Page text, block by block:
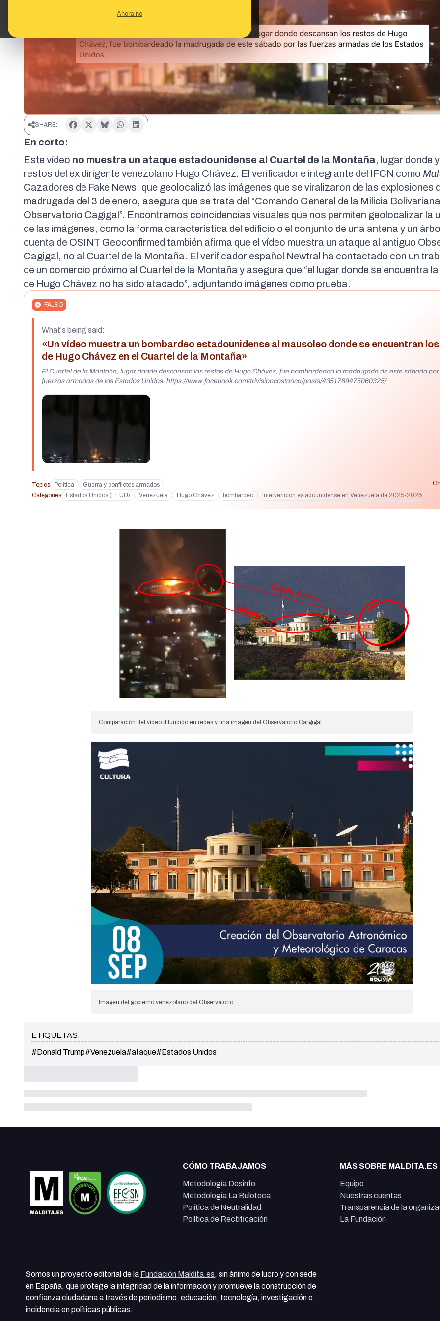
Ahora no
SHARE:
En corto:
Este vídeo no muestra un ataque estadounidense al Cuartel de la Montaña, lugar donde
restos del ex dirigente venezolano Hugo Chávez. El verificador e integrante del IFCN como
Cazadores de Fake News, que geolocalizó las imágenes que se viralizaron de las explosiones
madrugada del 3 de enero, asegura que se trata del “Comando General de la Milicia
Observatorio Cagigal ”. Encontramos coincidencias visuales que nos permiten geolocalizar la
de las imágenes, como la forma característica del edificio o el conjunto de una antena y un
cuenta de OSINT Geoconfirmed también afirma que el vídeo muestra un ataque al antiguo
Cagigal , no al Cuartel de la Montaña. El verificador español Newtral ha contactado con un
de un comercio próximo al Cuartel de la Montaña y asegura que “el lugar donde se encuentra
de Hugo Chávez no ha sido atacado”, adjuntando imágenes como prueba.
FALSO
What's being said:
«Un vídeo muestra un bombardeo estadounidense al mausoleo donde se encuentran
de Hugo Chávez en el Cuartel de la Montaña»
El Cuartel de la Montaña, lugar donde descansan los restos de Hugo Chávez, fue bombardeado la madrugada de este sábado por
fuerzas armadas de los Estados Unidos. https://www.facebook.com/trivisioncostarica/posts/4351769475060325/
Topics Política Guerra y conflictos armados
Categories
Estados Unidos (EEUU) Venezuela Hugo Chávez bombardeo Intervención estadounidense en Venezuela de 2025-2026
Comparación del vídeo difundido en redes y una imagen del Observatorio Cargigal
Imagen del gobierno venezolano del Observatorio
ETIQUETAS:
#Donald Trump#Venezuela#ataque#Estados Unidos
CÓMO TRABAJAMOS
Metodología Desinfo
Metodología La Buloteca
Política de Neutralidad
Política de Rectificación
MÁS SOBRE MALDITA.ES
Equipo
Nuestras cuentas
Transparencia de la
La Fundación
Somos un proyecto editorial de la Fundación Maldita.es, sin ánimo de lucro y con sede
en España, que protege la integridad de la información y promueve la construcción de
confianza ciudadana a través de periodismo, educación, tecnología, investigación e
incidencia en políticas públicas.